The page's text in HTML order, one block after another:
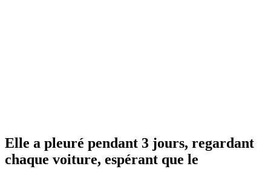
Elle a pleuré pendant 3 jours, regardant
chaque voiture, espérant que le